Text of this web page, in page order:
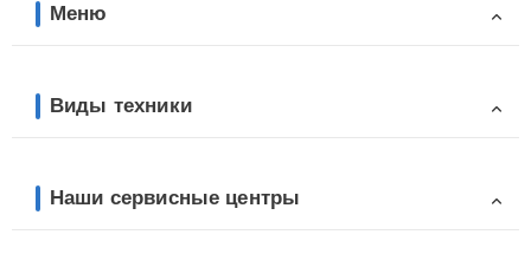
Меню
Виды техники
Наши сервисные центры